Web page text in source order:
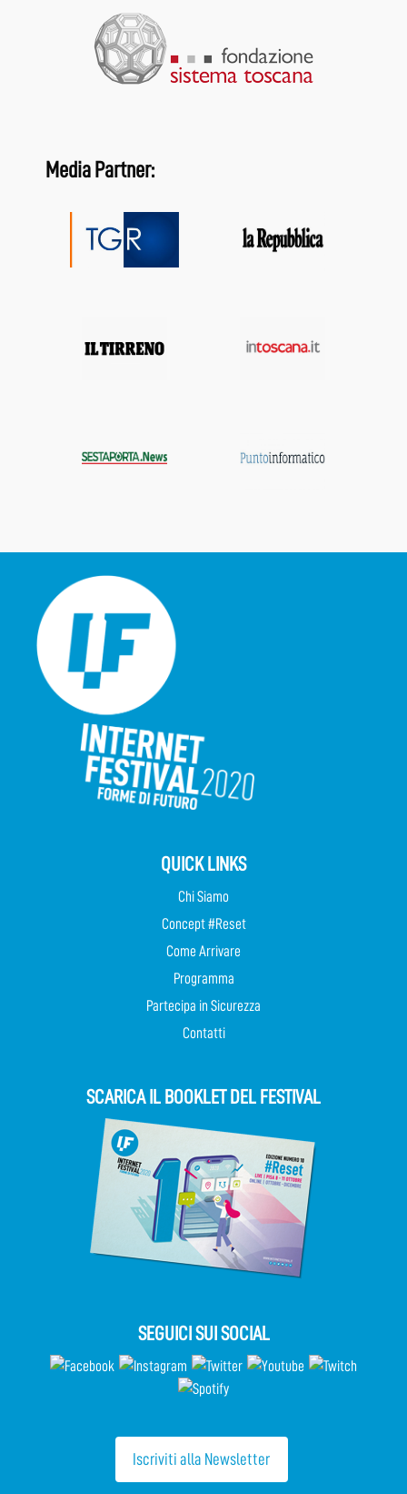
Media Partner:
QUICK LINKS
Chi Siamo
Concept #Reset
Come Arrivare
Programma
Partecipa in Sicurezza
Contatti
SCARICA IL BOOKLET DEL FESTIVAL
SEGUICI SUI SOCIAL
Iscriviti alla Newsletter